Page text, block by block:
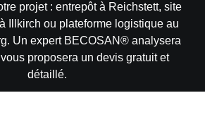
projet : entrepôt à Reichstett, site
Illkirch ou plateforme logistique au
Un expert BECOSAN® analysera
proposera un devis gratuit et
détaillé.